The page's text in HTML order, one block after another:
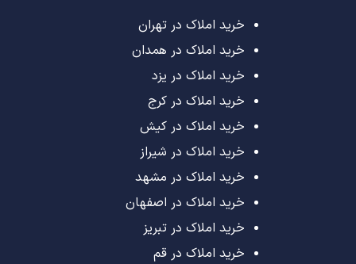
خرید املاک در تهران
خرید املاک در همدان
خرید املاک در یزد
خرید املاک در کرج
خرید املاک در کیش
خرید املاک در شیراز
خرید املاک در مشهد
خرید املاک در اصفهان
خرید املاک در تبریز
خرید املاک در قم